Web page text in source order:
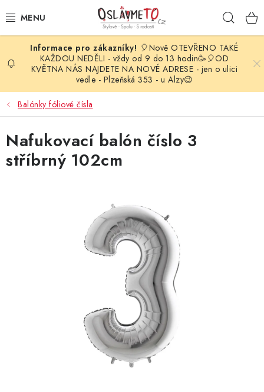
na
OSLAVA NAROZENIN
STYLOVÁ PARTY
DEKORACE A VÝZDOBA
BALÓNKY
KARNEVALOVÉ KOSTÝMY
SVATEBNÍ DOPLŇKY
BARVY NA OBLIČEJ A VLASY
DORTOVÉ SVÍČKY A OZDOBY
🎈Nově OTEVŘENO TAKÉ
KAŽDOU NEDĚLI - vždy od 9 do 13 hodin🥳🎈OD
KVĚTNA NÁS NAJDETE NA NOVÉ ADRESE - jen o ulici
vedle - Plzeňská 353 - u Alzy😉
Balónky fóliové čísla
Nafukovací balón číslo 3
stříbrný 102cm